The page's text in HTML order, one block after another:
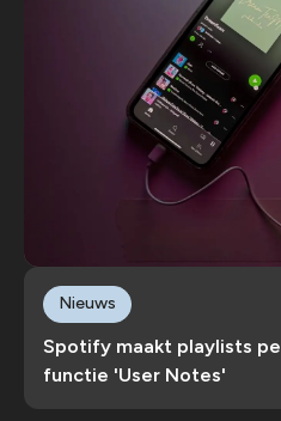
Spotify maakt playlists
functie 'User Notes'
Nieuws